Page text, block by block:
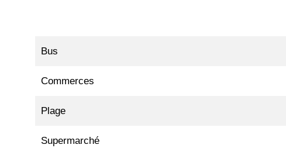
Bus
Commerces
Plage
Supermarché